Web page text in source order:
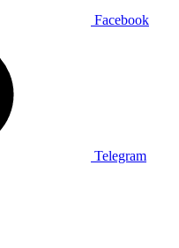
Facebook
Telegram